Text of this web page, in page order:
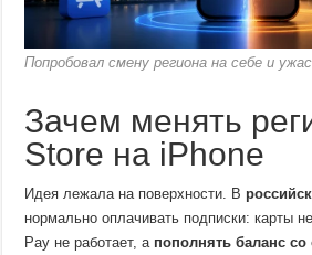
Попробовал смену региона на себе и
Зачем менять
Store на iPhone
Идея лежала на поверхности. В
нормально оплачивать подписки: карты
Pay не работает, а пополнять баланс